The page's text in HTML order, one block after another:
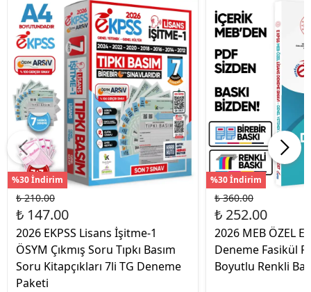
%30 İndirim
₺ 210.00
₺ 147.00
2026 EKPSS Lisans İşitme-1
ÖSYM Çıkmış Soru Tıpkı Basım
Soru Kitapçıkları 7li TG Deneme
Paketi
%30 İndirim
₺ 360.00
₺ 252.00
2026 MEB ÖZEL
Deneme Fasikül
Boyutlu Renkli